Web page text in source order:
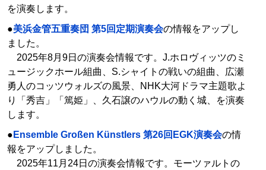
を演奏します。
●美浜金管五重奏団 第5回定期演奏会の情報をアップし
ました。
2025年8月9日の演奏会情報です。J.ホロヴィッツのミ
ュージックホール組曲、S.シャイトの戦いの組曲、広瀬
勇人のコッツウォルズの風景、NHK大河ドラマ主題歌よ
り「秀吉」「篤姫」、久石譲のハウルの動く城、を演奏
します。
● Ensemble Großen Künstlers 第26回EGK演奏会の情
報をアップしました。
2025年11月24日の演奏会情報です。モーツァルトの